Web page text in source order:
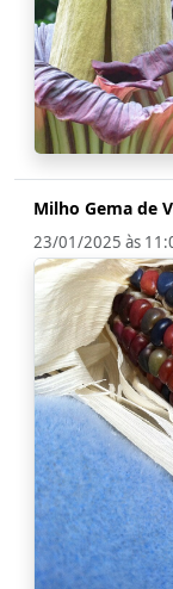
Milho Gema de
23/01/2025 às